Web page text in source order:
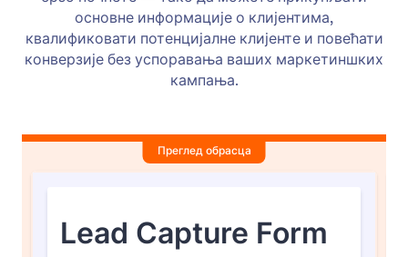
основне информације о клијентима,
квалификовати потенцијалне клијенте и повећати
конверзије без успоравања ваших маркетиншких
кампања.